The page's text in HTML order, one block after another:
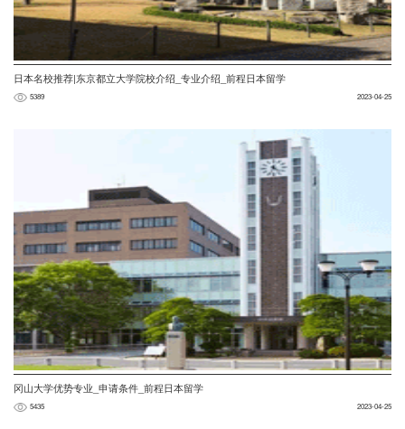
日本名校推荐|东京都立大学院校介绍_专业介绍_前程日本留学
5389 2023-04-25
冈山大学优势专业_申请条件_前程日本留学
5435 2023-04-25